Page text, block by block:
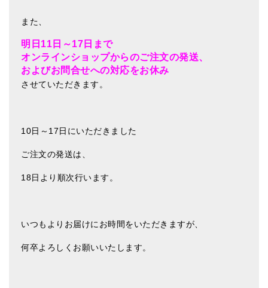
神々とつながるジュエリー
ヒーリング・マンダラポスター
ロゴステッカー・ポストカード各種
チベット・マントラ・ヒーリングCD
ギフトラッピング
シンギングボウル講座
倍音呼吸法レッスン
中級講座
また、
明日11日～17日まで
オンラインショップからのご注文の発送、
およびお問合せへの対応をお休み
させていただきます。
10日～17日にいただきました
ご注文の発送は、
18日より順次行います。
いつもよりお届けにお時間をいただきますが、
何卒よろしくお願いいたします。